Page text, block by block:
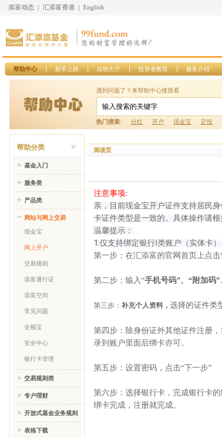
添富动态 | 汇添富香港 | English
帮助中心 新手上路 自助大厅 投资者教育 服务介绍
遇到问题了？来帮助中心搜搜看
热门搜索: 分红 开户 现金宝 定投
帮助分类
基金入门
服务类
产品类
网站与网上交易
现金宝
网上开户
交易规则
添富通行证
添富空间
常见问题
全额宝
安全中心
银行卡管理
交易规则类
专户理财
开放式基金业务规则
表格下载
阅读页
注意事项:
亲，目前现金宝开户证件支持居民
卡证件类型是一致的。具体操作请
温馨提示：
1.仅支持绑定银行I类账户（实体卡
第一步：在汇添富的官网首页上点击
第二步：输入“手机号码”、“附加码
第三步： 补充个人资料， 选择的证件类
第四步：除身份证外其他证件注册，
录到账户里面后绑卡亦可。
第五步：设置密码，点击“下一步”
第六步：选择银行卡，完成银行卡
绑卡完成，注册就完成。